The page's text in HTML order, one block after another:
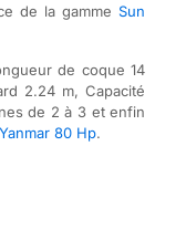
de la gammeSun
de coque 14
2.24 m, Capacité
de 2 à 3 et enfin
Yanmar 80 Hp.